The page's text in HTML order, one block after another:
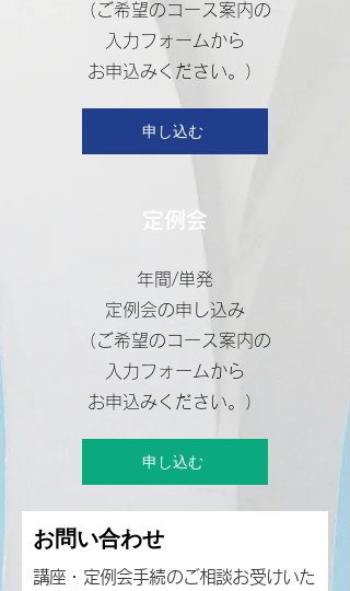
（ご希望のコース案内の
入力フォームから
お申込みください。）
申し込む
定例会
年間/単発
定例会の申し込み
（ご希望のコース案内の
入力フォームから
お申込みください。）
申し込む
お問い合わせ
講座・定例会手続のご相談お受けいた